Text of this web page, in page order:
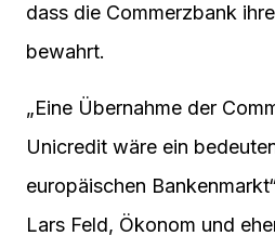
dass die Commerzbank
bewahrt.
„Eine Übernahme der
Unicredit wäre ein
europäischen
Lars Feld, Ökonom und